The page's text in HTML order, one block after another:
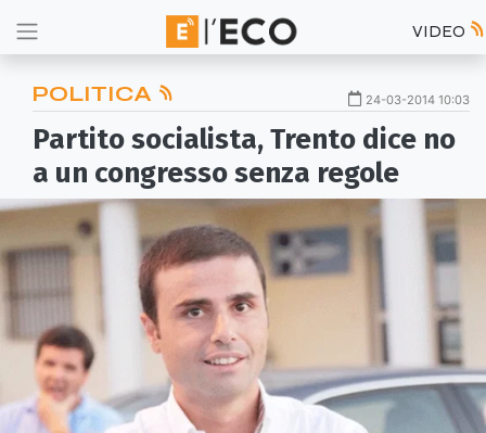
VIDEO
POLITICA 24-03-2014 10:03
Partito socialista, Trento dice no
a un congresso senza regole